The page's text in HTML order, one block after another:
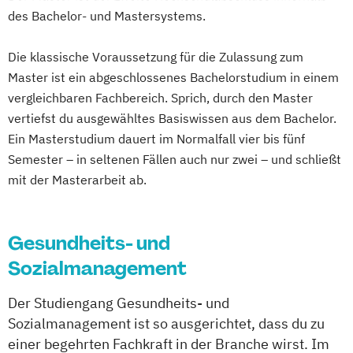
Psychologie und Psychologisches
Psychosoziale Beratung in Sozialer Arbeit
Soziale Arbeit
Soziale Arbeit Duales Studium
Soziale Arbeit Präsenzstudium
des Bachelor- und Mastersystems.
Die klassische Voraussetzung für die Zulassung zum
Master ist ein abgeschlossenes Bachelorstudium in einem
vergleichbaren Fachbereich. Sprich, durch den Master
vertiefst du ausgewähltes Basiswissen aus dem Bachelor.
Ein Masterstudium dauert im Normalfall vier bis fünf
Semester – in seltenen Fällen auch nur zwei – und schließt
mit der Masterarbeit ab.
Gesundheits- und
Sozialmanagement
Der Studiengang Gesundheits- und
Sozialmanagement ist so ausgerichtet, dass du zu
einer begehrten Fachkraft in der Branche wirst. Im